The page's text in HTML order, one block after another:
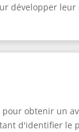
développer
obtenir un
d'identifier le